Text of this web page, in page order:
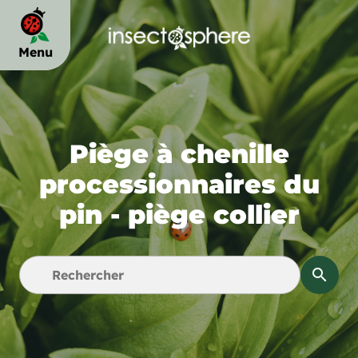
Menu
chevron_right
chevron_right
chevron_right
chevron_right
Piège à chenille
processionnaires du
pin - piège collier
search